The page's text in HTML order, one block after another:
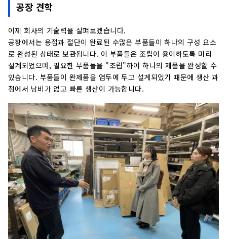
공장 견학
이제 회사의 기술력을 살펴보겠습니다.
공장에서는 용접과 절단이 완료된 수많은 부품들이 하나의 구성 요소
로 완성된 상태로 보관됩니다. 이 부품들은 조립이 용이하도록 미리
설계되었으며, 필요한 부품들을 "조립"하여 하나의 제품을 완성할 수
있습니다. 부품들이 완제품을 염두에 두고 설계되었기 때문에 생산 과
정에서 낭비가 없고 빠른 생산이 가능합니다.